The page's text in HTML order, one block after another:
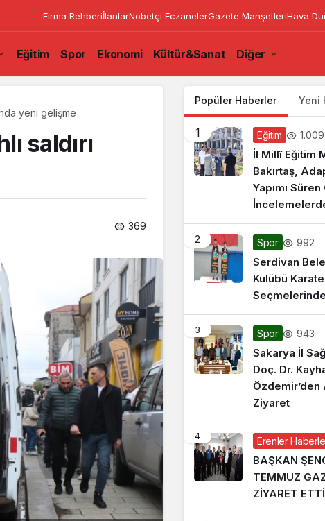
Firma RehberiİlanlarNöbetçi EczanelerGazete ManşetleriHava
Eğitim Spor Ekonomi Kültür&Sanat Diğer
yeni gelişme
saldırı
369
Popüler Haberler Yeni
1 Eğitim 1.009
İl Millî Eğitim
Bakırtaş,
Yapımı
2 Spor 992
Serdivan
Kulübü Karate
3 Spor 943
Sakarya İl
Doç. Dr.
Özdemir’den
Ziyaret
4 Erenler
BAŞKAN
TEMMUZ
ZİYARET ETTİ